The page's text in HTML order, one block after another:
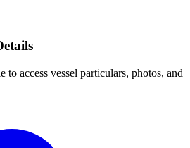
to access vessel particulars, photos, and